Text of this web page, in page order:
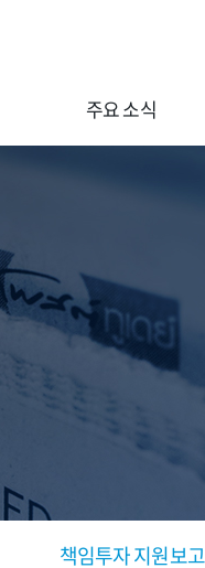
주요 소식
책임투자 지원보